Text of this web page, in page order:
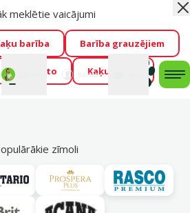
lieliskas cenas mīluļu TOP
Skatīt piedāvājumu!
Varbūt tieši Tavs mīlulis
→Piedalīties
Mans
konts
meklētie vaicājumi
barība Barība grauzējiem
Foresto Kaķu mājas
zīmoli